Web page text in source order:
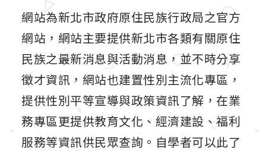
網站為新北市政府原住民族行政局之官方
網站，網站主要提供新北市各類有關原住
民族之最新消息與活動消息，並不時分享
徵才資訊，網站也建置性別主流化專區，
提供性別平等宣導與政策資訊了解，在業
務專區更提供教育文化、經濟建設、福利
服務等資訊供民眾查詢。自學者可以此了